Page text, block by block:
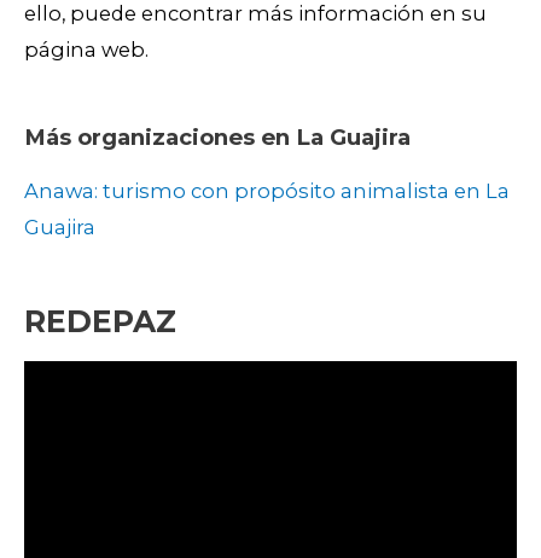
ello, puede encontrar más información en su
página web.
Más organizaciones en La Guajira
Anawa: turismo con propósito animalista en La
Guajira
REDEPAZ